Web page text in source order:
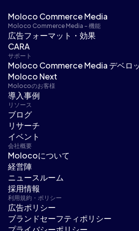
Moloco Commerce Media
Moloco Commerce Media - 機能
広告フォーマット・効果
CARA
サポート
Moloco Commerce Media デベロ
Moloco Next
Molocoのお客様
導入事例
リソース
ブログ
リサーチ
イベント
会社概要
Molocoについて
経営陣
ニュースルーム
採用情報
利用規約・ポリシー
広告ポリシー
ブランドセーフティポリシー